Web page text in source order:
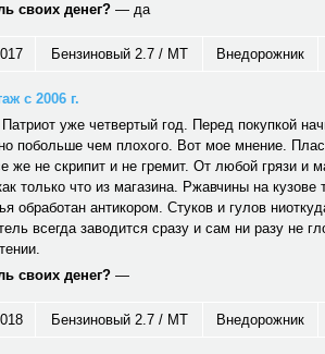
своих денег? — да
Бензиновый 2.7 / MT Внедорожник
с 2006 г.
уже четвертый год. Перед покупкой
побольше чем плохого. Вот мое мнение.
же не скрипит и не гремит. От любой грязи и
только что из магазина. Ржавчины на
обработан антикором. Стуков и гулов
всегда заводится сразу и сам ни разу не
своих денег? —
Бензиновый 2.7 / MT Внедорожник